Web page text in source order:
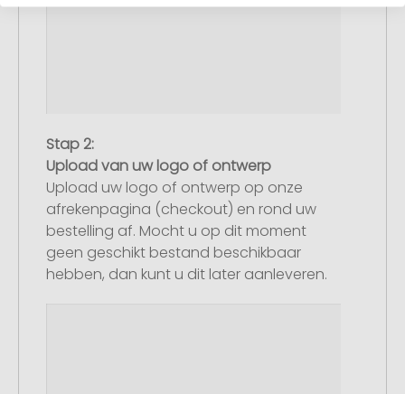
Stap 2:
Upload van uw logo of ontwerp
Upload uw logo of ontwerp op onze
afrekenpagina (checkout) en rond uw
bestelling af. Mocht u op dit moment
geen geschikt bestand beschikbaar
hebben, dan kunt u dit later aanleveren.